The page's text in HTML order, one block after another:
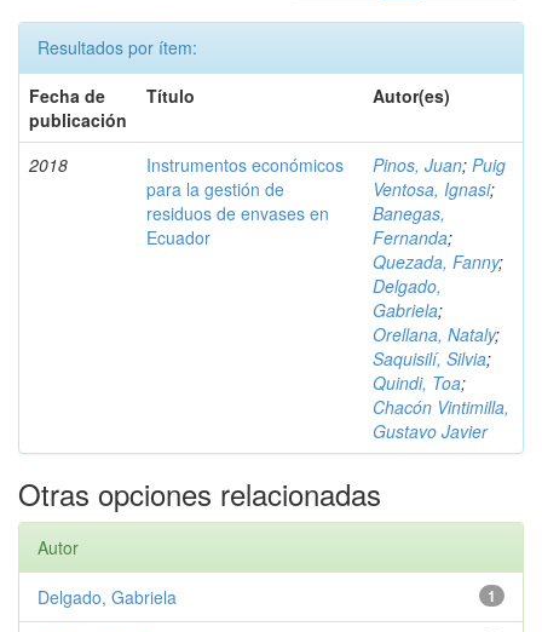
Resultados por ítem:
Fecha de
publicación
Título Autor(es)
2018
Instrumentos económicos
para la gestión de
residuos de envases en
Ecuador
Pinos, Juan; Puig
Ventosa, Ignasi;
Banegas,
Fernanda;
Quezada, Fanny;
Delgado,
Gabriela;
Orellana, Nataly;
Saquisilí, Silvia;
Quindi, Toa;
Chacón Vintimilla,
Gustavo Javier
Otras opciones relacionadas
Autor
1
Delgado, Gabriela